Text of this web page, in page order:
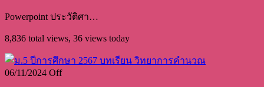
Powerpoint ประวัติศา…
8,836 total views, 36 views today
06/11/2024 Off